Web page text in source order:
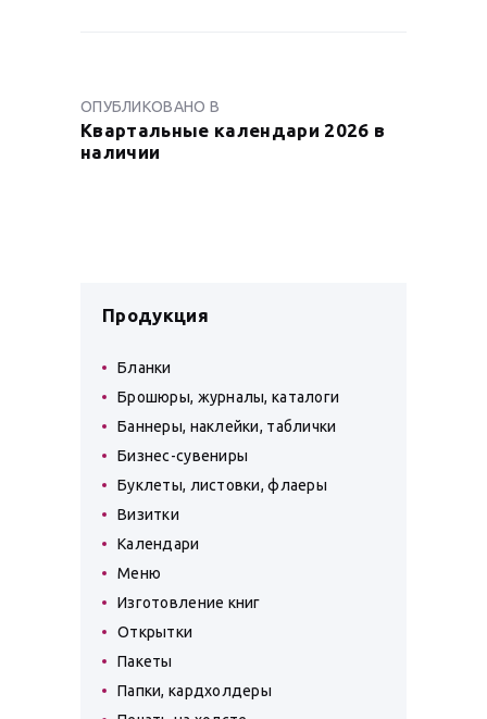
ПО
ЗАПИСЯМ
ОПУБЛИКОВАНО В
ЗАПИСЬ:
Квартальные календари 2026 в
наличии
Продукция
Бланки
Брошюры, журналы, каталоги
Баннеры, наклейки, таблички
Бизнес-сувениры
Буклеты, листовки, флаеры
Визитки
Календари
Меню
Изготовление книг
Открытки
Пакеты
Папки, кардхолдеры